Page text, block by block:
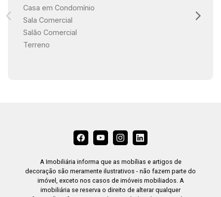
Casa em Condomínio
Sala Comercial
Salão Comercial
Terreno
A Imobiliária informa que as mobílias e artigos de
decoração são meramente ilustrativos - não fazem parte do
imóvel, exceto nos casos de imóveis mobiliados. A
imobiliária se reserva o direito de alterar qualquer